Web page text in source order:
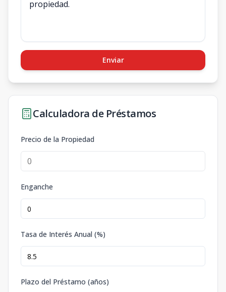
Enviar
Calculadora de Préstamos
Precio de la Propiedad
Enganche
Tasa de Interés Anual (%)
Plazo del Préstamo (años)